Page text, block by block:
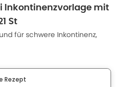
Inkontinenzvorlage mit
St
für schwere Inkontinenz,
Rezept